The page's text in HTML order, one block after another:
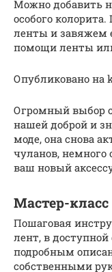
Можно добавить
особого
ленты и завяжем
помощи ленты
Опубликовано на
Огромный выбор
нашей доброй и
моде, она снова
чуланов, немного
ваш новый
Мастер-
Пошаговая
лент, в
подробным
собственными